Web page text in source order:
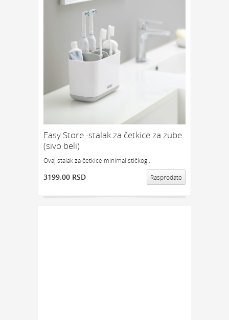
Easy Store -stalak za četkice za zube
(sivo beli)
Ovaj stalak za četkice minimalističkog...
3199.00 RSD Rasprodato